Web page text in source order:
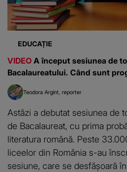
EDUCAȚIE
VIDEO A început sesiunea de
Bacalaureatului. Când sunt
Teodora Argint reporter
Astăzi a debutat sesiunea de
de Bacalaureat, cu prima
literatura română. Peste
liceelor din România s-au
sesiune, care se desfășoară